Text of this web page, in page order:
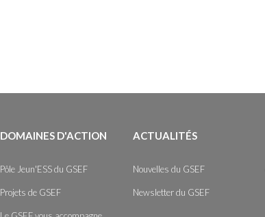
DOMAINES D'ACTION
Pôle Jeun'ESS du GSEF
Projets de GSEF
ACTUALITÉS
Nouvelles du GSEF
Newsletter du GSEF